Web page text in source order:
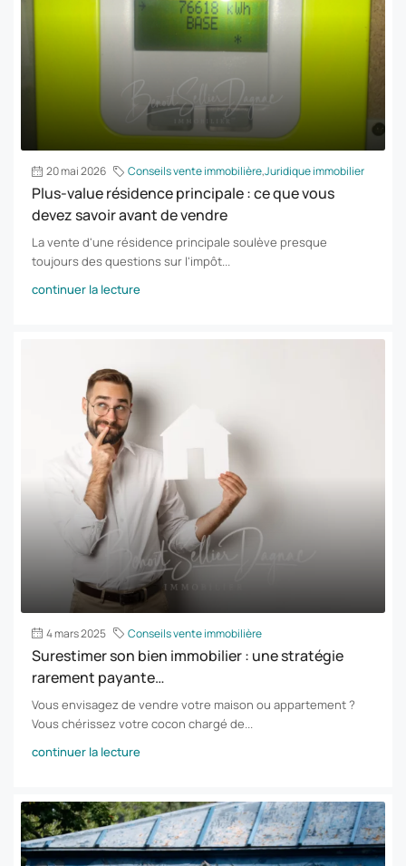
20 mai 2026 Conseils vente immobilière,Juridique immobilier
Plus-value résidence principale : ce que vous
devez savoir avant de vendre
La vente d'une résidence principale soulève presque
toujours des questions sur l'impôt...
continuer la lecture
4 mars 2025 Conseils vente immobilière
Surestimer son bien immobilier : une stratégie
rarement payante…
Vous envisagez de vendre votre maison ou appartement ?
Vous chérissez votre cocon chargé de...
continuer la lecture